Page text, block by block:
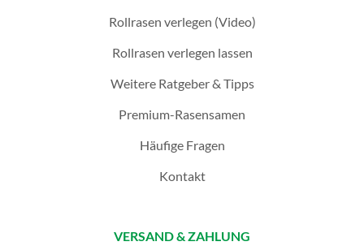
Rollrasen verlegen (Video)
Rollrasen verlegen lassen
Weitere Ratgeber & Tipps
Premium-Rasensamen
Häufige Fragen
Kontakt
VERSAND & ZAHLUNG